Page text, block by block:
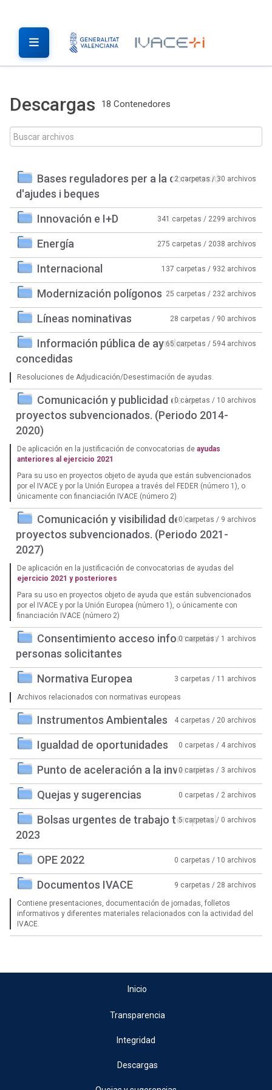
Descargas 18 Contenedores
Bases reguladores per a la concessió
d'ajudes i beques
2 carpetas / 30 archivos
Innovación e I+D 341 carpetas / 2299 archivos
Energía 275 carpetas / 2038 archivos
Internacional 137 carpetas / 932 archivos
Modernización polígonos 25 carpetas / 232 archivos
Líneas nominativas 28 carpetas / 90 archivos
Información pública de ayudas
concedidas
65 carpetas / 594 archivos
Resoluciones de Adjudicación/Desestimación de ayudas.
Comunicación y publicidad de los
proyectos subvencionados. (Periodo 2014-
2020)
0 carpetas / 10 archivos
De aplicación en la justificación de convocatorias de ayudas
anteriores al ejercicio 2021
Para su uso en proyectos objeto de ayuda que están subvencionados
por el IVACE y por la Unión Europea a través del FEDER (número 1), o
únicamente con financiación IVACE (número 2)
Comunicación y visibilidad de los
proyectos subvencionados. (Periodo 2021-
2027)
0 carpetas / 9 archivos
De aplicación en la justificación de convocatorias de ayudas del
ejercicio 2021 y posteriores
Para su uso en proyectos objeto de ayuda que están subvencionados
por el IVACE y por la Unión Europea (número 1), o únicamente con
financiación IVACE (número 2)
Consentimiento acceso información
personas solicitantes
0 carpetas / 1 archivos
Normativa Europea 3 carpetas / 11 archivos
Archivos relacionados con normativas europeas
Instrumentos Ambientales 4 carpetas / 20 archivos
Igualdad de oportunidades 0 carpetas / 4 archivos
Punto de aceleración a la inversión0 carpetas / 3 archivos
Quejas y sugerencias 0 carpetas / 2 archivos
Bolsas urgentes de trabajo temporal
2023
5 carpetas / 0 archivos
OPE 2022 0 carpetas / 10 archivos
Documentos IVACE 9 carpetas / 28 archivos
Contiene presentaciones, documentación de jornadas, folletos
informativos y diferentes materiales relacionados con la actividad del
IVACE.
Inicio
Transparencia
Integridad
Descargas